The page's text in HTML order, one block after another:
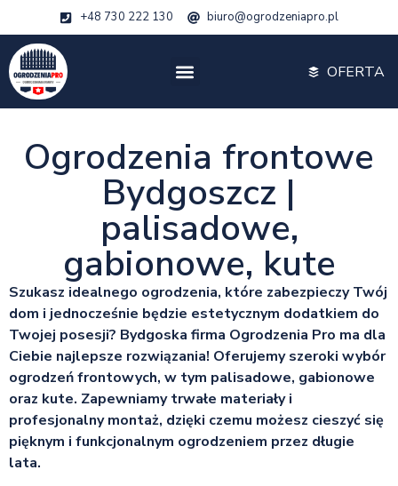
+48 730 222 130 biuro@ogrodzeniapro.pl
OFERTA
Ogrodzenia frontowe
Bydgoszcz |
palisadowe,
gabionowe, kute
Szukasz idealnego ogrodzenia, które zabezpieczy Twój
dom i jednocześnie będzie estetycznym dodatkiem do
Twojej posesji? Bydgoska firma Ogrodzenia Pro ma dla
Ciebie najlepsze rozwiązania! Oferujemy szeroki wybór
ogrodzeń frontowych, w tym palisadowe, gabionowe
oraz kute. Zapewniamy trwałe materiały i
profesjonalny montaż, dzięki czemu możesz cieszyć się
pięknym i funkcjonalnym ogrodzeniem przez długie
lata.